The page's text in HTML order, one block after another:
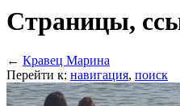
Страницы,
← Кравец Марина
Перейти к: навигация, поиск